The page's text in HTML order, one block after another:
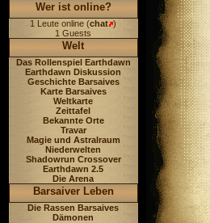
Wer ist online?
1 Leute online (chat )
1 Guests
Welt
Das Rollenspiel Earthdawn
Earthdawn Diskussion
Geschichte Barsaives
Karte Barsaives
Weltkarte
Zeittafel
Bekannte Orte
Travar
Magie und Astralraum
Niederwelten
Shadowrun Crossover
Earthdawn 2.5
Die Arena
Barsaiver Leben
Die Rassen Barsaives
Dämonen